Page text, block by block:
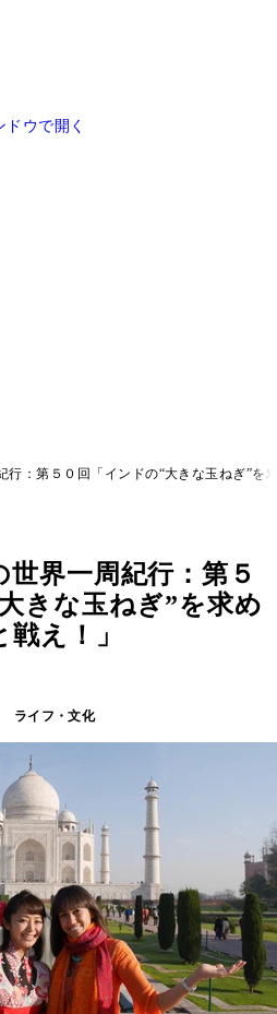
ウで開く
行：第５０回「インドの“大きな玉ねぎ”を
界一周紀行：第５
きな玉ねぎ”を求め
え！」
ライフ・文化